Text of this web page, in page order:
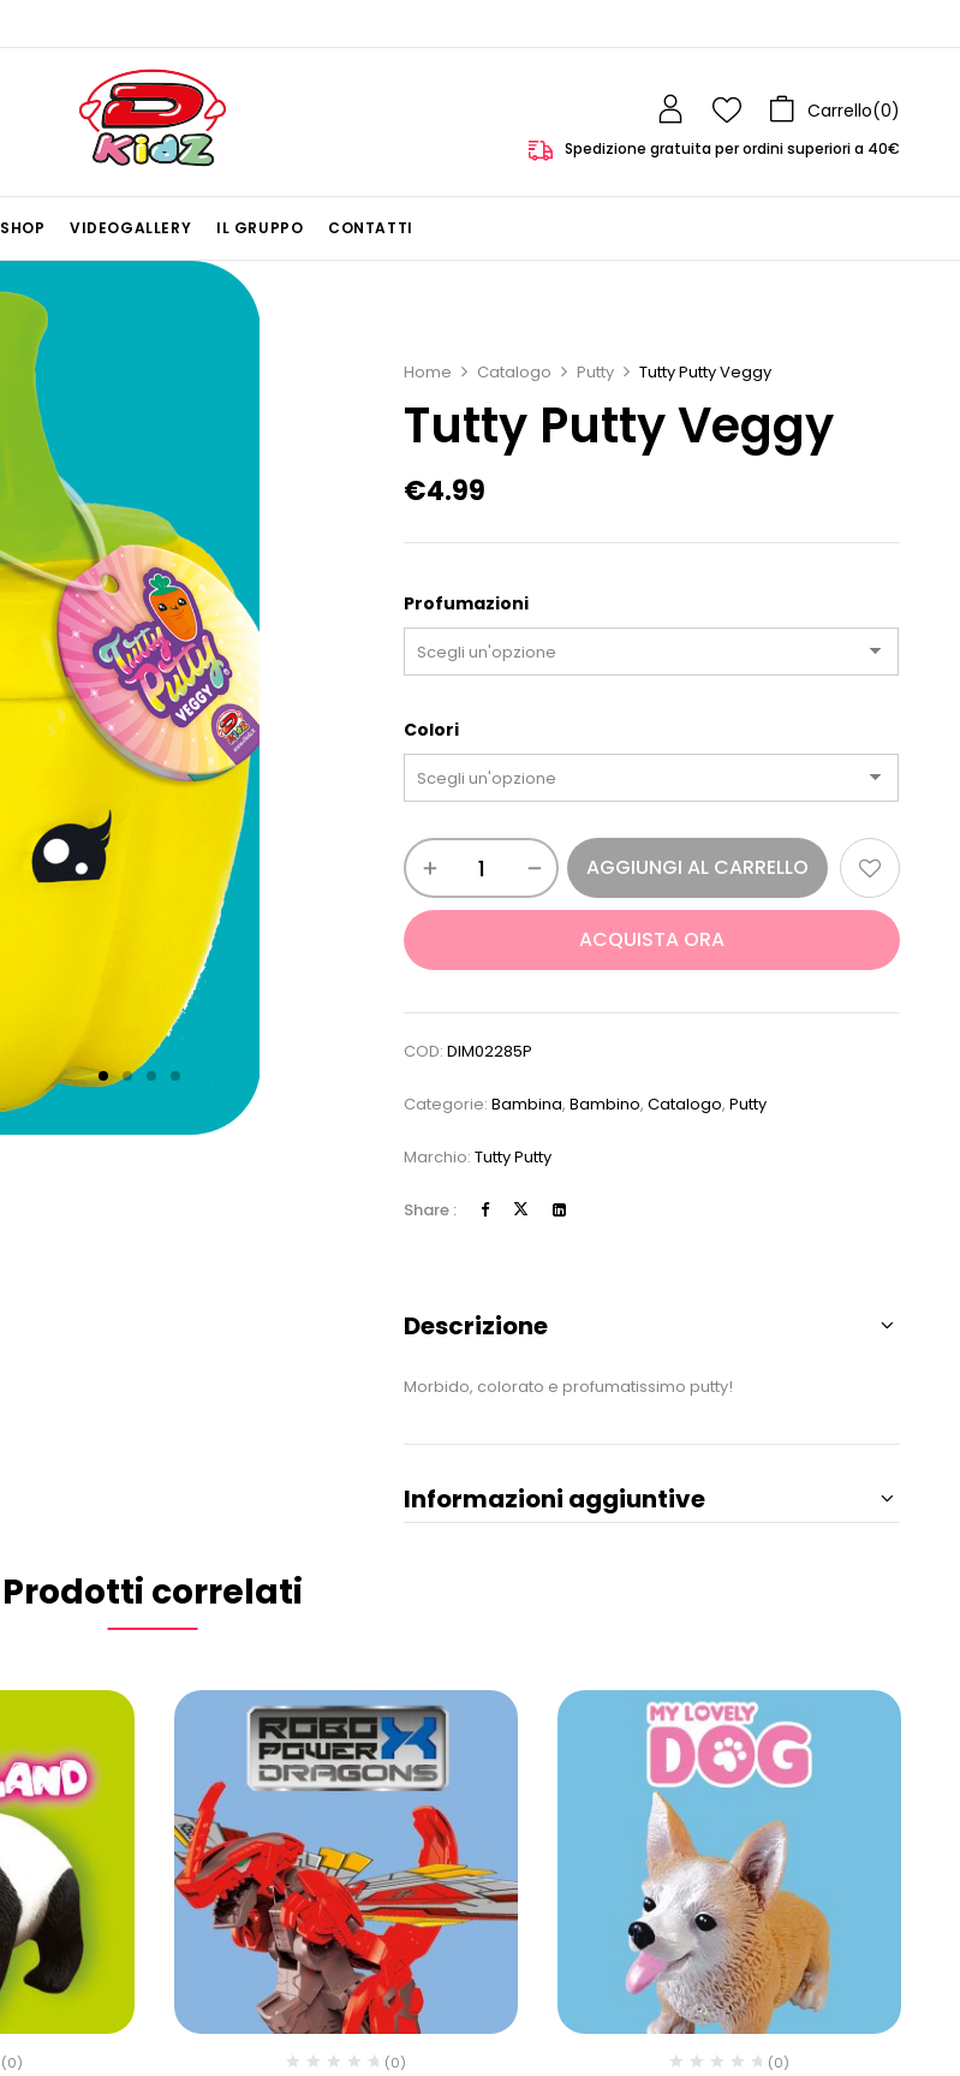
Carrello(0)
Spedizione gratuita per ordini superiori a 40€
SHOP VIDEOGALLERY IL GRUPPO CONTATTI
Home Catalogo Putty Tutty Putty Veggy
Tutty Putty Veggy
€4.99
Profumazioni
Colori
AGGIUNGI AL CARRELLO
ACQUISTA ORA
COD:DIM02285P
Categorie:Bambina,Bambino,Catalogo,Putty
Marchio:Tutty Putty
Share :
Descrizione
Morbido, colorato e profumatissimo putty!
Informazioni aggiuntive
Prodotti correlati
(0) (0) (0)